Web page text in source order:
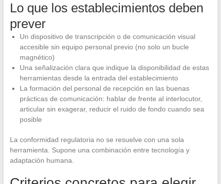
Lo que los establecimientos deben
prever
Un dispositivo de transcripción o de comunicación visual
accesible sin equipo personal previo (no solo un bucle
magnético)
Una señalización clara que indique la disponibilidad de estas
herramientas desde la entrada del establecimiento
La formación del personal de recepción en las buenas
prácticas de comunicación: hablar de frente al interlocutor,
articular sin exagerar, reducir el ruido de fondo cuando sea
posible
La conformidad regulatoria no se resuelve con una sola
herramienta. Supone una combinación entre tecnología y
adaptación humana.